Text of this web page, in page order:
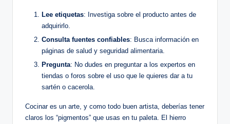
Lee etiquetas: ‌Investiga sobre ‍el producto antes ‍de
⁤adquirirlo.
Consulta fuentes confiables: Busca información⁤ en
páginas de salud y seguridad alimentaria.
Pregunta: No dudes en ⁣preguntar a los expertos en
tiendas⁣ o foros sobre el uso que ⁣le quieres⁤ dar‌ a ⁣tu
sartén o cacerola.
Cocinar es un arte, y como todo buen artista, deberías tener
claros ⁢los “pigmentos” que​ usas en tu paleta. El hierro